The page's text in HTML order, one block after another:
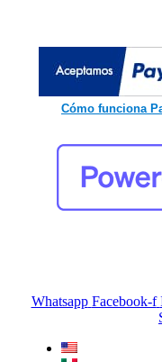
Cómo funciona
Whatsapp Facebook-f